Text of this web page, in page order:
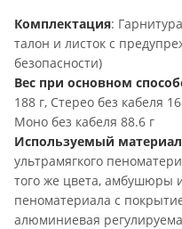
Комплектация:
талон и листок с
безопасности)
Вес при основном
188 г, Стерео без кабеля
Моно без кабеля 88.6 г
Используемый материал
ультрамягкого
того же цвета, амбушюры
пеноматериала с
алюминиевая